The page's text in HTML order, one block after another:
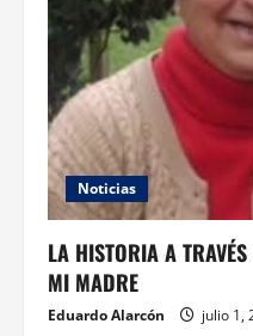
Noticias
LA HISTORIA A
MI MADRE
Eduardo Alarcón julio 1,